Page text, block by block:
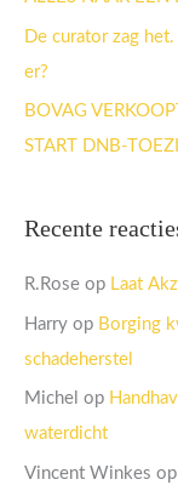
De curator zag
er?
BOVAG
START DNB-
Recente
R.Rose op Laat
Harry op Borging
schadeherstel
Michel op
waterdicht
Vincent Winkes op